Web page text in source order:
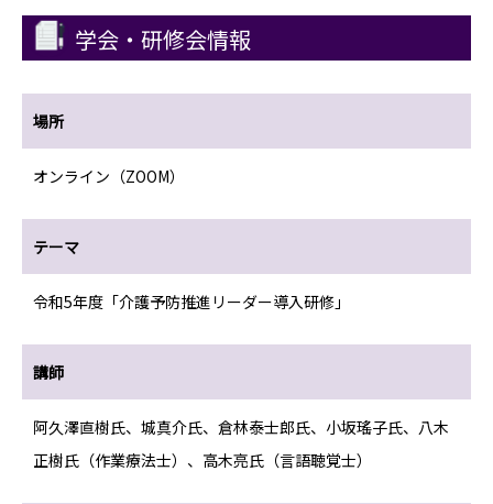
学会・研修会情報
場所
オンライン（ZOOM）
テーマ
令和5年度「介護予防推進リーダー導入研修」
講師
阿久澤直樹氏、城真介氏、倉林泰士郎氏、小坂瑤子氏、八木
正樹氏（作業療法士）、高木亮氏（言語聴覚士）